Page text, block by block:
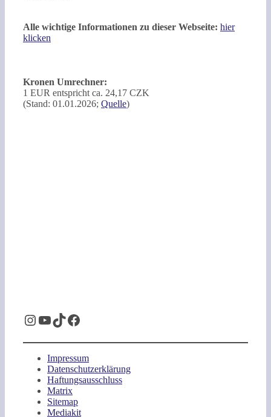
Alle wichtige Informationen zu dieser Webseite: hier
klicken
Kronen Umrechner:
1 EUR entspricht ca. 24,17 CZK
(Stand: 01.01.2026; Quelle)
Instagram
YouTube
TikTok
Facebook
Impressum
Datenschutzerklärung
Haftungsausschluss
Matrix
Sitemap
Mediakit